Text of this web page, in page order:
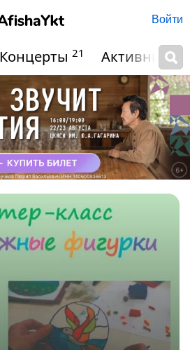
Войти
Концерты 21 Активный